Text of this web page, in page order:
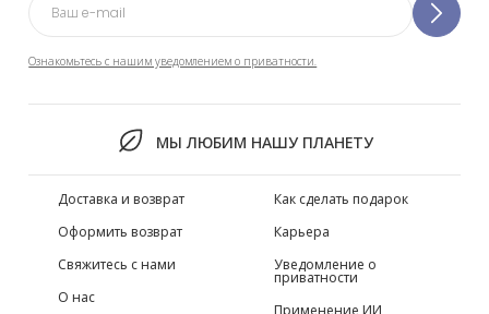
Ознакомьтесь с нашим уведомлением о приватности.
МЫ ЛЮБИМ НАШУ ПЛАНЕТУ
Доставка и возврат
Оформить возврат
Свяжитесь с нами
О нас
Как сделать подарок
Карьера
Уведомление о
приватности
Применение ИИ